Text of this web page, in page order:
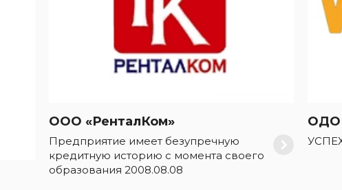
ООО «РенталКом»
Предприятие имеет безупречную
кредитную историю с момента своего
образования 2008.08.08
ОДО